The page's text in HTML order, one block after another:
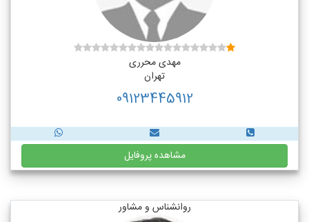
مهدی محرری
تهران
09123445912
مشاهده پروفایل
روانشناس و مشاور